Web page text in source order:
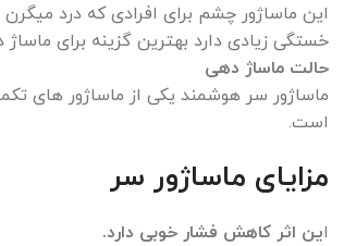
این ماساژور چشم برای افرادی که درد
خستگی زیادی دارد بهترین گزینه برای
حالت ماساژ دهی
ماساژور سر هوشمند یکی از ماساژور های
است.
مزایای ماساژور سر
این اثر کاهش فشار خوبی دارد.